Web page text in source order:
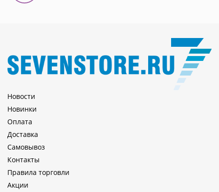
Новости
Новинки
Оплата
Доставка
Самовывоз
Контакты
Правила торговли
Акции